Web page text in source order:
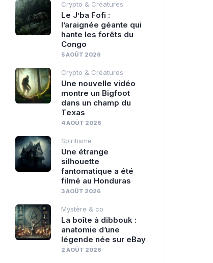
Crypto & Créatures
Le J’ba Fofi :
l’araignée géante qui
hante les forêts du
Congo
5 AOÛT 2026
Crypto & Créatures
Une nouvelle vidéo
montre un Bigfoot
dans un champ du
Texas
4 AOÛT 2026
Spiritisme
Une étrange
silhouette
fantomatique a été
filmé au Honduras
3 AOÛT 2026
Mystère & co
La boîte à dibbouk :
anatomie d’une
légende née sur eBay
2 AOÛT 2026